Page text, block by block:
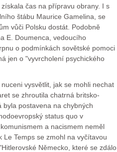
čas na přípravu obrany. I s
štábu Maurice Gamelina, se
vůči Polsku dostát. Podobně
E. Doumenca, vedoucího
o podmínkách sovětské pomoci
jen o "vyvrcholení psychického
vysvětlit, jak se mohli nechat
se zhroutila chatrná britsko-
postavena na chybných
status quo v
a nacismem neměl
Temps se zmohl na vyčítavou
Německo, které se zdálo